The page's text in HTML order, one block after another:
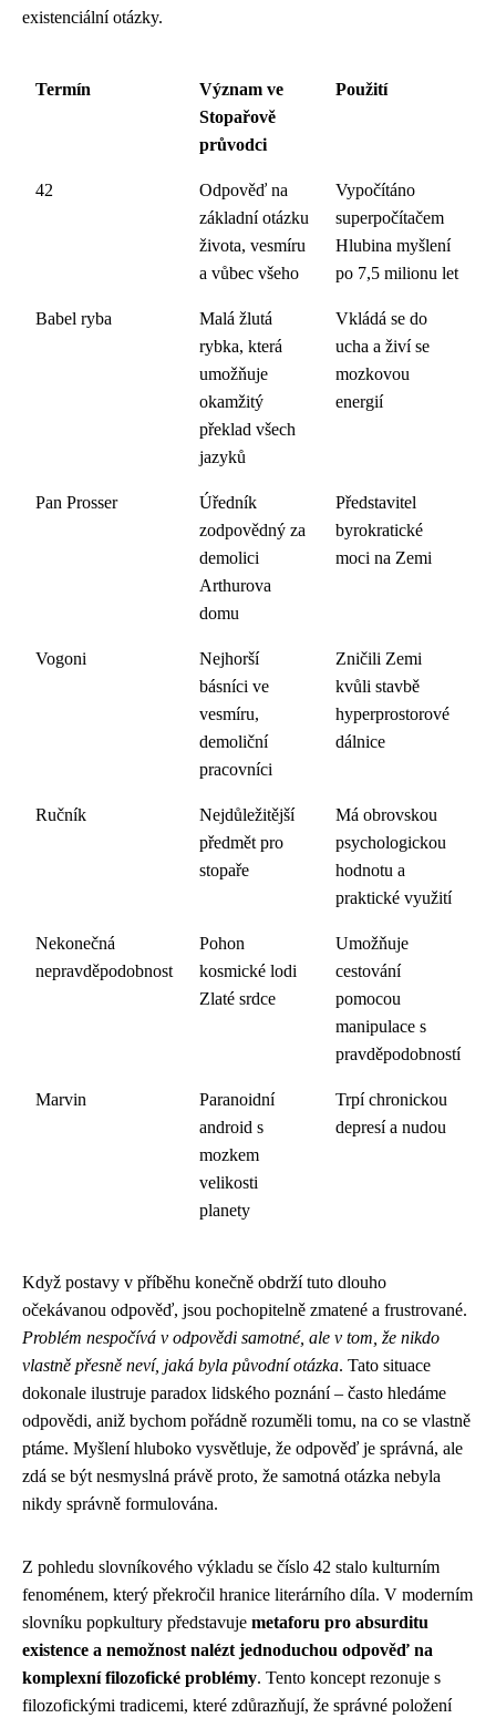
existenciální otázky.
Termín
Význam ve
Stopařově
průvodci
Použití
42
Odpověď na
základní otázku
života, vesmíru
a vůbec všeho
Vypočítáno
superpočítačem
Hlubina myšlení
po 7,5 milionu let
Babel ryba
Malá žlutá
rybka, která
umožňuje
okamžitý
překlad všech
jazyků
Vkládá se do
ucha a živí se
mozkovou
energií
Pan Prosser
Úředník
zodpovědný za
demolici
Arthurova
domu
Představitel
byrokratické
moci na Zemi
Vogoni
Nejhorší
básníci ve
vesmíru,
demoliční
pracovníci
Zničili Zemi
kvůli stavbě
hyperprostorové
dálnice
Ručník
Nejdůležitější
předmět pro
stopaře
Má obrovskou
psychologickou
hodnotu a
praktické využití
Nekonečná
nepravděpodobnost
Pohon
kosmické lodi
Zlaté srdce
Umožňuje
cestování
pomocou
manipulace s
pravděpodobností
Marvin
Paranoidní
android s
mozkem
velikosti
planety
Trpí chronickou
depresí a nudou
Když postavy v příběhu konečně obdrží tuto dlouho
očekávanou odpověď, jsou pochopitelně zmatené a frustrované.
Problém nespočívá v odpovědi samotné, ale v tom, že nikdo
vlastně přesně neví, jaká byla původní otázka. Tato situace
dokonale ilustruje paradox lidského poznání – často hledáme
odpovědi, aniž bychom pořádně rozuměli tomu, na co se vlastně
ptáme. Myšlení hluboko vysvětluje, že odpověď je správná, ale
zdá se být nesmyslná právě proto, že samotná otázka nebyla
nikdy správně formulována.
Z pohledu slovníkového výkladu se číslo 42 stalo kulturním
fenoménem, který překročil hranice literárního díla. V moderním
slovníku popkultury představuje metaforu pro absurditu
existence a nemožnost nalézt jednoduchou odpověď na
komplexní filozofické problémy. Tento koncept rezonuje s
filozofickými tradicemi, které zdůrazňují, že správné položení